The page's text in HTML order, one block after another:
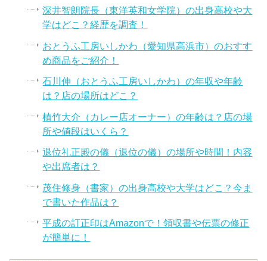
深井智朗院長（東洋英和女学院）の出身高校や大
学はどこ？経歴を調査！
おとうふ工房いしかわ（愛知県高浜市）のおすす
め商品をご紹介！
石川伸（おとうふ工房いしかわ）の年収や年齢
は？店の場所はどこ？
植竹大介（カレー店オーナー）の年齢は？店の場
所や値段はいくら？
退位礼正殿の儀（退位の儀）の場所や時間！内容
や出席者は？
茂住修身（書家）の出身高校や大学はどこ？今ま
で書いた作品は？
平成の訂正印はAmazonで！領収書や伝票の修正
が簡単に！